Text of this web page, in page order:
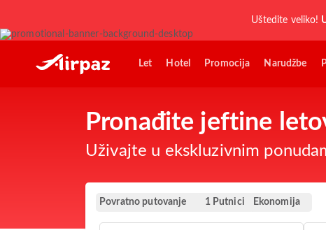
Uštedite veliko!
Let Hotel Promocija Narudžbe
Pronađite jeftine
Uživajte u ekskluzivnim
Povratno putovanje 1 Putnici Ekonomija